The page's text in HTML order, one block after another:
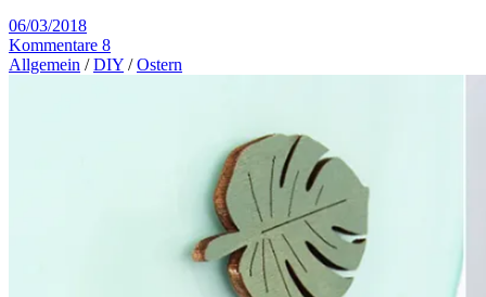
06/03/2018
Kommentare 8
Allgemein /DIY /Ostern